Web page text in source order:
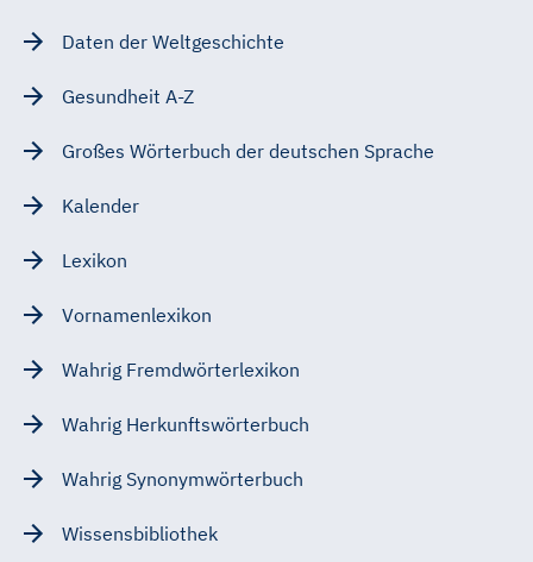
Daten der Weltgeschichte
Gesundheit A-Z
Großes Wörterbuch der deutschen Sprache
Kalender
Lexikon
Vornamenlexikon
Wahrig Fremdwörterlexikon
Wahrig Herkunftswörterbuch
Wahrig Synonymwörterbuch
Wissensbibliothek